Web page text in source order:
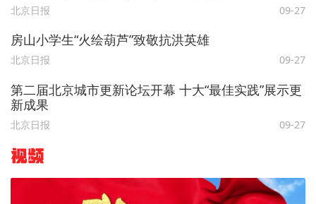
北京日报 09-27
房山小学生“火绘葫芦”致敬抗洪英雄
北京日报 09-27
第二届北京城市更新论坛开幕 十大“最佳实践”展示更
新成果
北京日报 09-27
视频